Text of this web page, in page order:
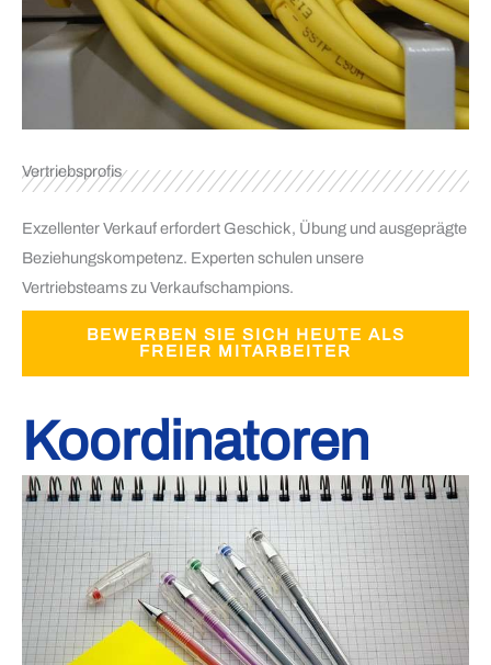
Vertriebsprofis
Exzellenter Verkauf erfordert Geschick, Übung und ausgeprägte
Beziehungskompetenz. Experten schulen unsere
Vertriebsteams zu Verkaufschampions.
BEWERBEN SIE SICH HEUTE ALS
FREIER MITARBEITER
Koordinatoren